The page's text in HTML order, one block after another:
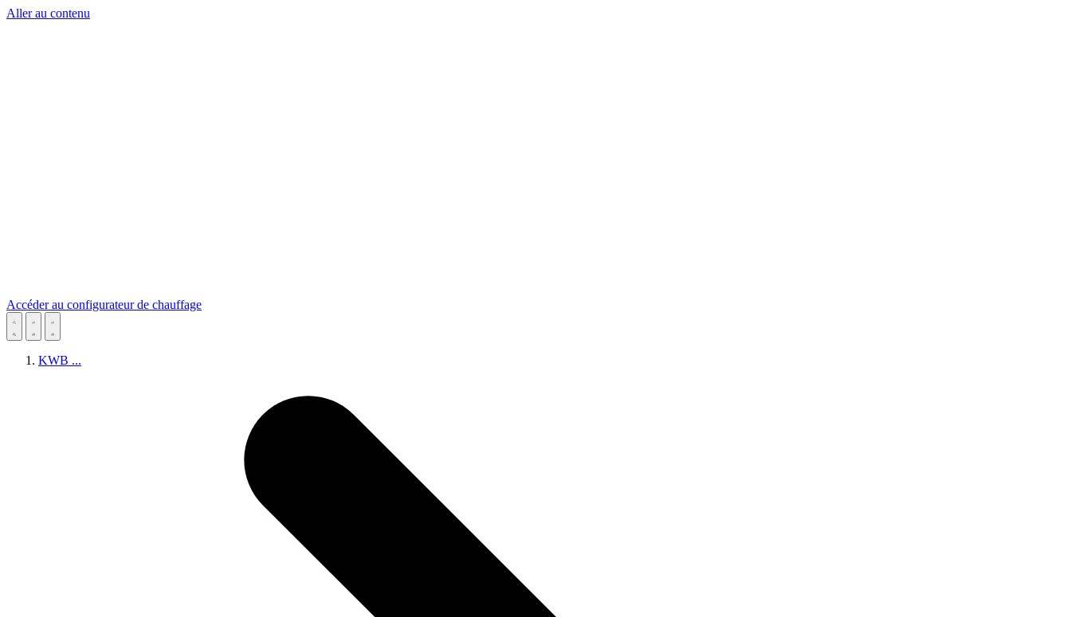
Aller au contenu
Accéder au configurateur de chauffage
KWB ...